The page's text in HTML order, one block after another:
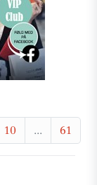
10 ... 61